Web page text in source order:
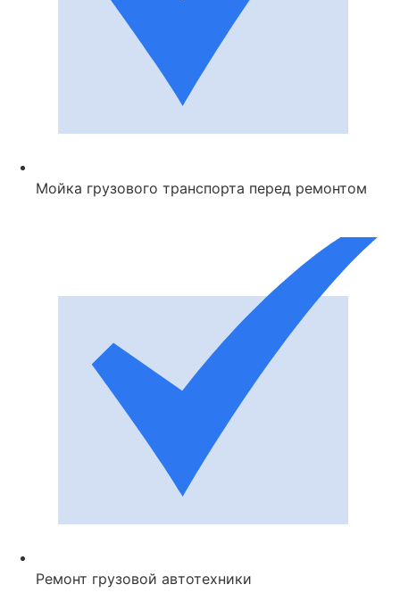
Мойка грузового транспорта перед ремонтом
Ремонт грузовой автотехники